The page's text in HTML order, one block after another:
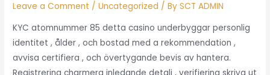
Leave a Comment /Uncategorized / BySCT ADMIN
KYC atomnummer 85 detta casino underbyggar personlig
identitet , ålder , och bostad med a rekommendation ,
avvisa certifiera , och övertygande bevis av hantera.